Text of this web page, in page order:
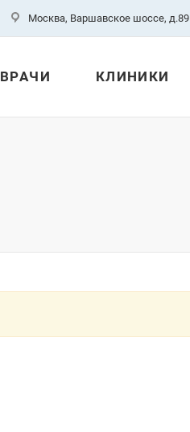
Москва, Варшавское шоссе, д.89
ВРАЧИ КЛИНИКИ